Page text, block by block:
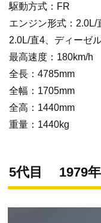
駆動方式：FR
エンジン形式：2.0L/
2.0L/直4、ディーゼ
最高速度：180km/h
全長：4785mm
全幅：1705mm
全高：1440mm
重量：1440kg
5代目 1979年